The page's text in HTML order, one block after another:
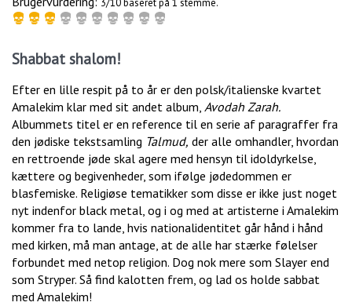
Shabbat shalom!
Efter en lille respit på to år er den polsk/italienske kvartet
Amalekim klar med sit andet album, Avodah Zarah.
Albummets titel er en reference til en serie af paragraffer fra
den jødiske tekstsamling Talmud, der alle omhandler, hvordan
en rettroende jøde skal agere med hensyn til idoldyrkelse,
kættere og begivenheder, som ifølge jødedommen er
blasfemiske. Religiøse tematikker som disse er ikke just noget
nyt indenfor black metal, og i og med at artisterne i Amalekim
kommer fra to lande, hvis nationalidentitet går hånd i hånd
med kirken, må man antage, at de alle har stærke følelser
forbundet med netop religion. Dog nok mere som Slayer end
som Stryper. Så find kalotten frem, og lad os holde sabbat
med Amalekim!